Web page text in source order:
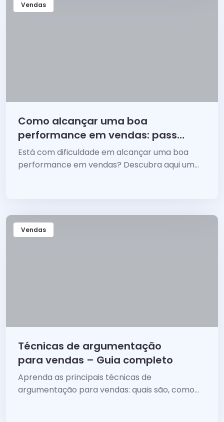
Vendas
Como alcançar uma boa
performance em vendas: passo
a passo
Está com dificuldade em alcançar uma boa
performance em vendas? Descubra aqui um
Vendas
Técnicas de argumentação
para vendas – Guia completo
Aprenda as principais técnicas de
argumentação para vendas: quais são, como